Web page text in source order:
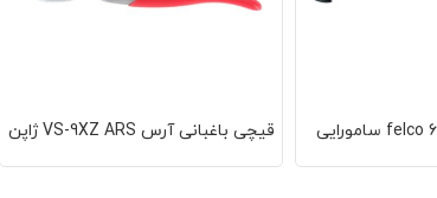
قیچی باغبانی آرس VS-9XZ ARS ژاپن